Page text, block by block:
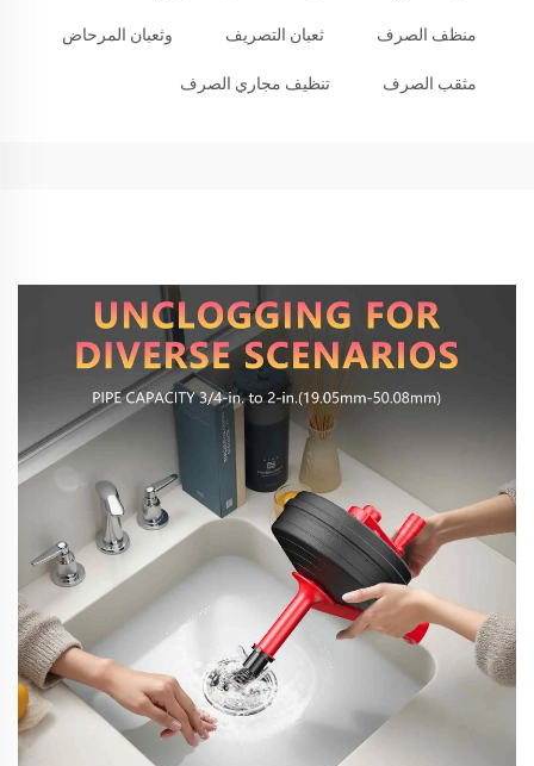
منظف الصرف ثعبان التصريف وثعبان المرحاض
مثقب الصرف تنظيف مجاري الصرف